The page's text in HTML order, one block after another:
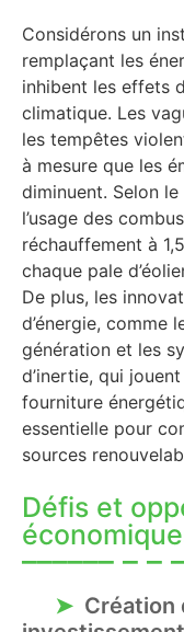
Considérons un
remplaçant les
inhibent les effets
climatique. Les
les tempêtes
à mesure que les
diminuent. Selon
l’usage des
réchauffement à
chaque pale
De plus, les
d’énergie, comme
génération et les
d’inertie, qui
fourniture
essentielle pour
sources
Défis et
Création